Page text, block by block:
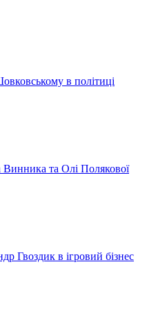
в політиці
Винника та Олі Полякової
Гвоздик в ігровий бізнес